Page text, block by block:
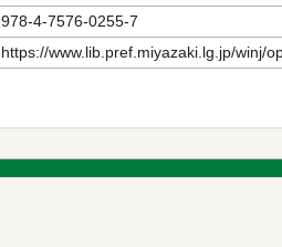
978-4-7576-0255-7
https://www.lib.pref.miyazaki.lg.jp/winj/